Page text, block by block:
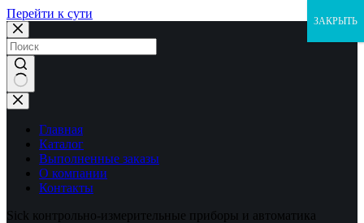
Перейти к сути
Ничего
не
найденоГлавная
Каталог
Выполненные заказы
О компании
Контакты
Sick контрольно-измерительные приборы и автоматика
ЗАКРЫТЬ